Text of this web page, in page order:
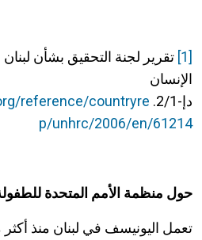
[1]
تقرير لجنة التحقيق بشأن
الإنسان
دإ-2/1.
reference/countryre
p/unhrc/2006/en/61214
حول منظمة الأمم المتحدة